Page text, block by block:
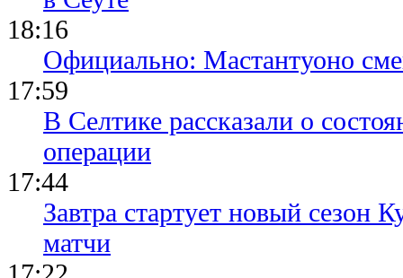
18:16
Официально: Мастантуоно
17:59
В Селтике рассказали о
операции
17:44
Завтра стартует новый сезон
матчи